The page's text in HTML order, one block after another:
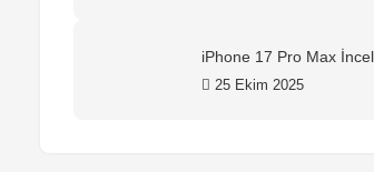
iPhone 17 Pro Max
25 Ekim 2025